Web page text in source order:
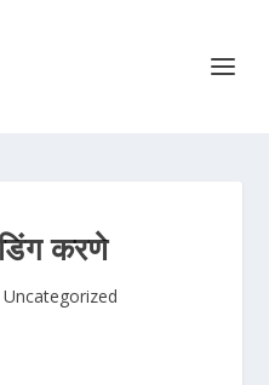
करणे
Uncategorized